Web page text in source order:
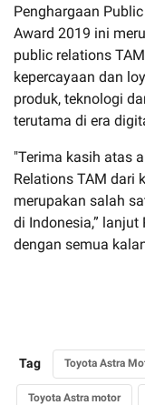
Penghargaan
Award 2019 ini
public relations
kepercayaan dan
produk, teknologi
terutama di era
"Terima kasih atas
Relations TAM dari
merupakan salah
di Indonesia,”
dengan semua
Tag
Toyota Astra motor